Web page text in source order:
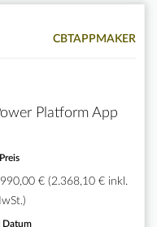
CBTAPPMAKER
Platform App
Preis
€ (2.368,10 € inkl.
Datum